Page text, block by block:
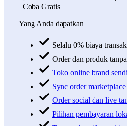
Coba Gratis
Yang Anda dapatkan
Selalu 0% biaya
Order dan produk tanpa
Toko online brand
Sync order marketplace
Order social dan live
Pilihan pembayaran